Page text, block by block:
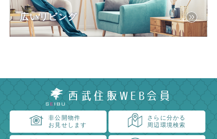
広いリビング
西武住販WEB会員
非公開物件
お見せします
さらに分かる
周辺環境検索